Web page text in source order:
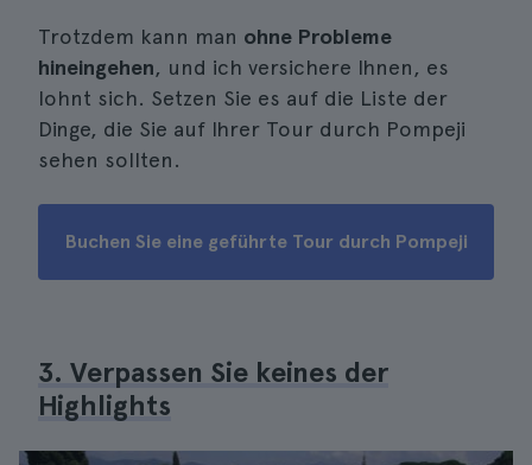
Trotzdem kann man ohne Probleme
hineingehen, und ich versichere Ihnen, es
lohnt sich. Setzen Sie es auf die Liste der
Dinge, die Sie auf Ihrer Tour durch Pompeji
sehen sollten.
Buchen Sie eine geführte Tour durch Pompeji
3. Verpassen Sie keines der
Highlights